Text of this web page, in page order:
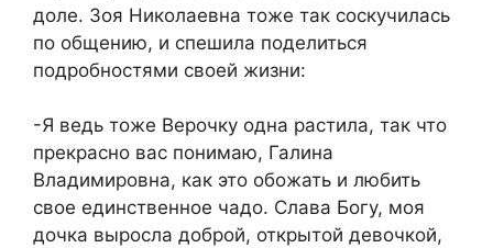
доле. Зоя Николаевна тоже так соскучилась
по общению, и спешила поделиться
подробностями своей жизни:
-Я ведь тоже Верочку одна растила, так что
прекрасно вас понимаю, Галина
Владимировна, как это обожать и любить
свое единственное чадо. Слава Богу, моя
дочка выросла доброй, открытой девочкой,